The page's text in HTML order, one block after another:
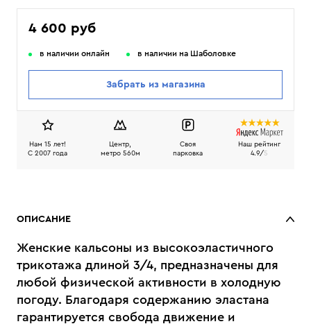
4 600 руб
в наличии онлайн в наличии на Шаболовке
Забрать из магазина
Нам 15 лет!
C 2007 года
Центр,
метро 560м
Своя
парковка
Наш рейтинг
4.9/5
ОПИСАНИЕ
Женские кальсоны из высокоэластичного
трикотажа длиной 3/4, предназначены для
любой физической активности в холодную
погоду. Благодаря содержанию эластана
гарантируется свобода движение и